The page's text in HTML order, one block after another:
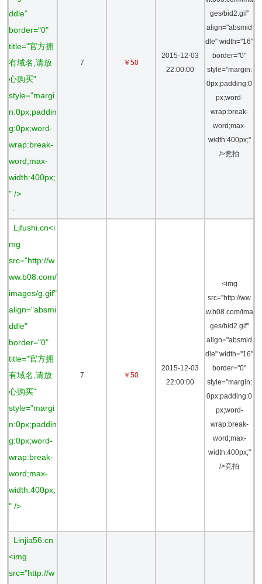
ddle"
border="0"
title="官方拥
有域名,请放
心购买"
style="margi
n:0px;paddin
g:0px;word-
wrap:break-
word;max-
width:400px;
" />
-
7 ￥50
2015-12-03
22:00:00
ges/bid2.gif"
align="absmid
dle" width="16"
border="0"
style="margin:
0px;padding:0
px;word-
wrap:break-
word;max-
width:400px;"
/>竞拍
Ljfushi.cn<i
mg
src="http://w
ww.b08.com/
images/g.gif"
align="absmi
ddle"
border="0"
title="官方拥
有域名,请放
心购买"
style="margi
n:0px;paddin
g:0px;word-
wrap:break-
word;max-
width:400px;
" />
-
7 ￥50
2015-12-03
22:00:00
<img
src="http://ww
w.b08.com/ima
ges/bid2.gif"
align="absmid
dle" width="16"
border="0"
style="margin:
0px;padding:0
px;word-
wrap:break-
word;max-
width:400px;"
/>竞拍
Linjia56.cn
<img
src="http://w